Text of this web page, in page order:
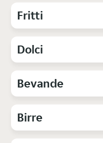
Fritti
Dolci
Bevande
Birre